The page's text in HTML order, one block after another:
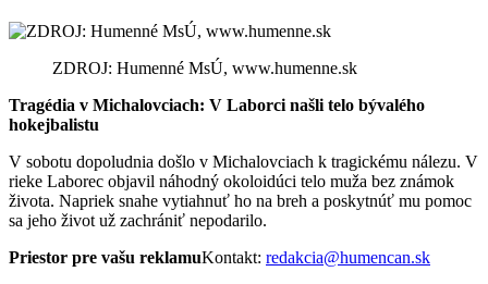
ZDROJ: Humenné MsÚ, www.humenne.sk
Tragédia v Michalovciach: V Laborci našli telo bývalého
hokejbalistu
V sobotu dopoludnia došlo v Michalovciach k tragickému nálezu. V
rieke Laborec objavil náhodný okoloidúci telo muža bez známok
života. Napriek snahe vytiahnuť ho na breh a poskytnúť mu pomoc
sa jeho život už zachrániť nepodarilo.
Priestor pre vašu reklamuKontakt: redakcia@humencan.sk